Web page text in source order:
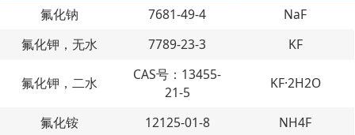
氟化钠 7681-49-4
NaF
氟化钾，无水
7789-23-3 KF
氟化钾，二水
CAS号：13455-
21-5
KF·2H2O
氟化铵 12125-01-8
NH4F